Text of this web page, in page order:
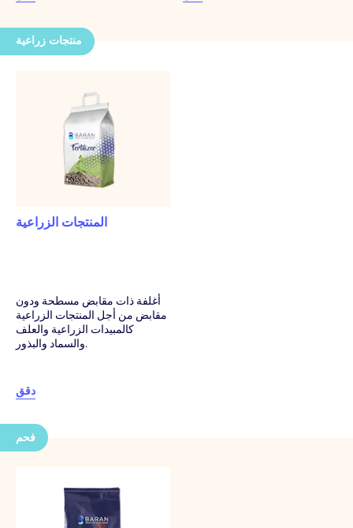
منتجات زراعية
المنتجات الزراعية
أغلفة ذات مقابض مسطحة ودون
مقابض من أجل المنتجات الزراعية
كالمبيدات الزراعية والعلف
والسماد والبذور.
دقق
فحم